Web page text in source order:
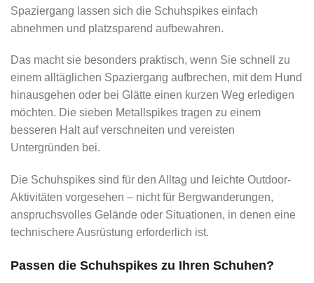
Spaziergang lassen sich die Schuhspikes einfach
abnehmen und platzsparend aufbewahren.
Das macht sie besonders praktisch, wenn Sie schnell zu
einem alltäglichen Spaziergang aufbrechen, mit dem Hund
hinausgehen oder bei Glätte einen kurzen Weg erledigen
möchten. Die sieben Metallspikes tragen zu einem
besseren Halt auf verschneiten und vereisten
Untergründen bei.
Die Schuhspikes sind für den Alltag und leichte Outdoor-
Aktivitäten vorgesehen – nicht für Bergwanderungen,
anspruchsvolles Gelände oder Situationen, in denen eine
technischere Ausrüstung erforderlich ist.
Passen die Schuhspikes zu Ihren Schuhen?